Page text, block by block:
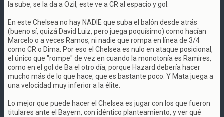
la sube, se la da a Ozil, este ve a CR al espacio y gol.
En este Chelsea no hay NADIE que suba el balón desde atrás
(bueno sí, quizá David Luiz, pero juega poquísimo) como hacían
Marcelo o a veces Ramos, ni nadie que rompa en línea de 3/4
como CR o Dima. Por eso el Chelsea es nulo en ataque posicional,
el único que "rompe" de vez en cuando la monotonía es Ramires,
como en el gol de Ba el otro día, porque Hazard debería hacer
mucho más de lo que hace, que es bastante poco. Y Mata juega a
una velocidad muy inferior a la élite.
Lo mejor que puede hacer el Chelsea es jugar con los que fueron
titulares ante el Bayern, con idéntico planteamiento, y ver qué